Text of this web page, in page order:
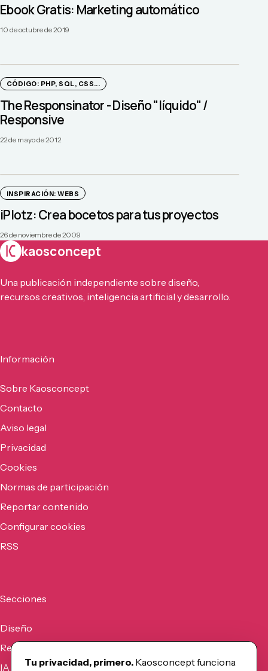
Ebook Gratis: Marketing automático
10 de octubre de 2019
CÓDIGO: PHP, SQL, CSS...
The Responsinator - Diseño "líquido" /
Responsive
22 de mayo de 2012
INSPIRACIÓN: WEBS
iPlotz: Crea bocetos para tus proyectos
26 de noviembre de 2009
kaosconcept
Una publicación independiente sobre diseño,
recursos creativos, inteligencia artificial y desarrollo.
Información
Sobre Kaosconcept
Contacto
Aviso legal
Privacidad
Cookies
Normas de participación
Reportar contenido
Configurar cookies
RSS
Secciones
Diseño
Recursos
IA
Tu privacidad, primero. Kaosconcept funciona